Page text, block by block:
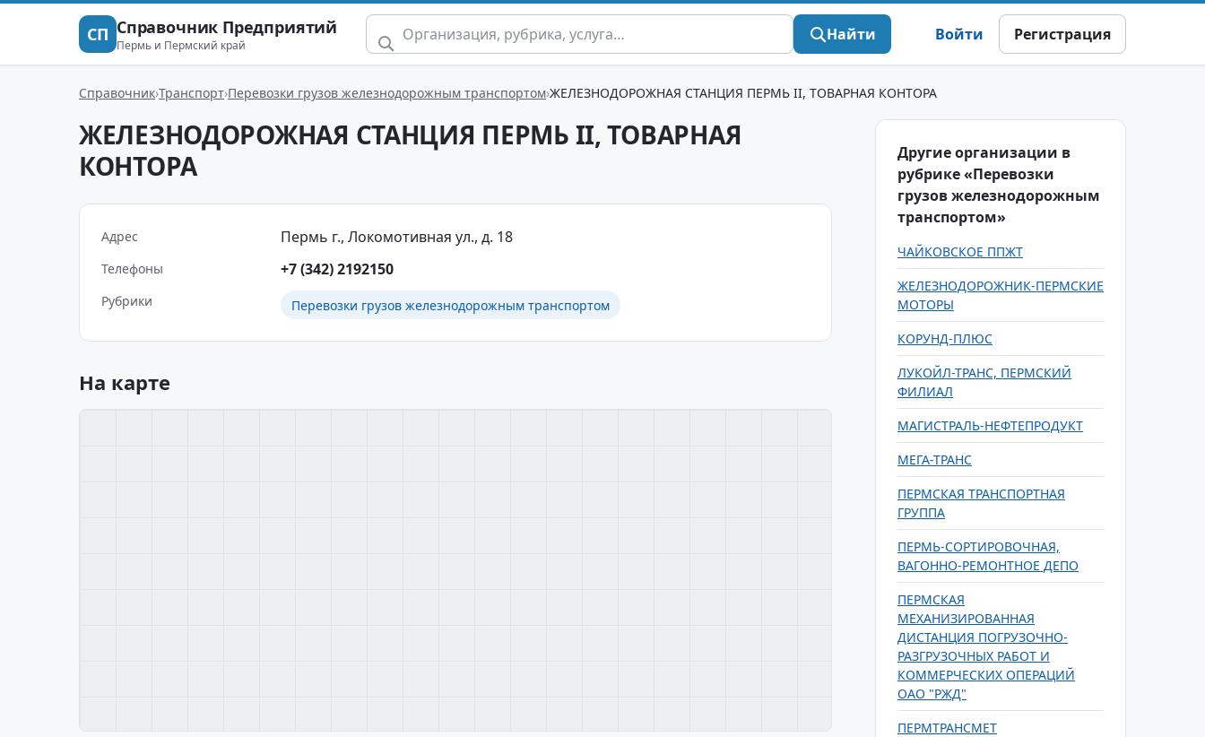
СП Справочник Предприятий
Пермь и Пермский край
Найти Войти Регистрация
Справочник Транспорт Перевозки грузов железнодорожным транспортом ЖЕЛЕЗНОДОРОЖНАЯ СТАНЦИЯ ПЕРМЬ II, ТОВАРНАЯ КОНТОРА
ЖЕЛЕЗНОДОРОЖНАЯ СТАНЦИЯ ПЕРМЬ II, ТОВАРНАЯ
КОНТОРА
Адрес Пермь г., Локомотивная ул., д. 18
Телефоны +7 (342) 2192150
Рубрики Перевозки грузов железнодорожным транспортом
На карте
Другие организации в
рубрике «Перевозки
грузов железнодорожным
транспортом»
ЧАЙКОВСКОЕ ППЖТ
ЖЕЛЕЗНОДОРОЖНИК-ПЕРМСКИЕ
МОТОРЫ
КОРУНД-ПЛЮС
ЛУКОЙЛ-ТРАНС, ПЕРМСКИЙ
ФИЛИАЛ
МАГИСТРАЛЬ-НЕФТЕПРОДУКТ
МЕГА-ТРАНС
ПЕРМСКАЯ ТРАНСПОРТНАЯ
ГРУППА
ПЕРМЬ-СОРТИРОВОЧНАЯ,
ВАГОННО-РЕМОНТНОЕ ДЕПО
ПЕРМСКАЯ
МЕХАНИЗИРОВАННАЯ
ДИСТАНЦИЯ ПОГРУЗОЧНО-
РАЗГРУЗОЧНЫХ РАБОТ И
КОММЕРЧЕСКИХ ОПЕРАЦИЙ
ОАО "РЖД"
ПЕРМТРАНСМЕТ